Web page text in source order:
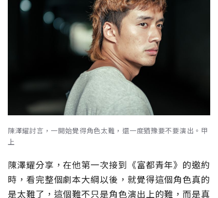
陳澤耀討言，一開始覺得角色太難，還一度猶豫要不要演出。甲
上
陳澤耀分享，在他第一次接到《富都青年》的邀約
時，看完整個劇本大綱以後，就覺得這個角色真的
是太難了，這個難不只是角色演出上的難，而是真